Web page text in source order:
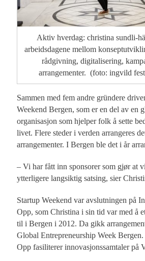
Aktiv hverdag: christina sundli-
arbeidsdagene mellom
rådgivning, digitalisering,
arrangementer. (foto: ingvild
Sammen med fem andre gründere
Weekend Bergen, som er en del av en
organisasjon som hjelper folk å sette
livet. Flere steder i verden arrangeres
arrangementer. I Bergen ble det i år
– Vi har fått inn sponsorer som gjør at
ytterligere langsiktig satsing, sier
Startup Weekend var avslutningen på
Opp, som Christina i sin tid var med å
til i Bergen i 2012. Da gikk
Global Entrepreneurship Week
Opp fasiliterer innovasjonssamtaler på